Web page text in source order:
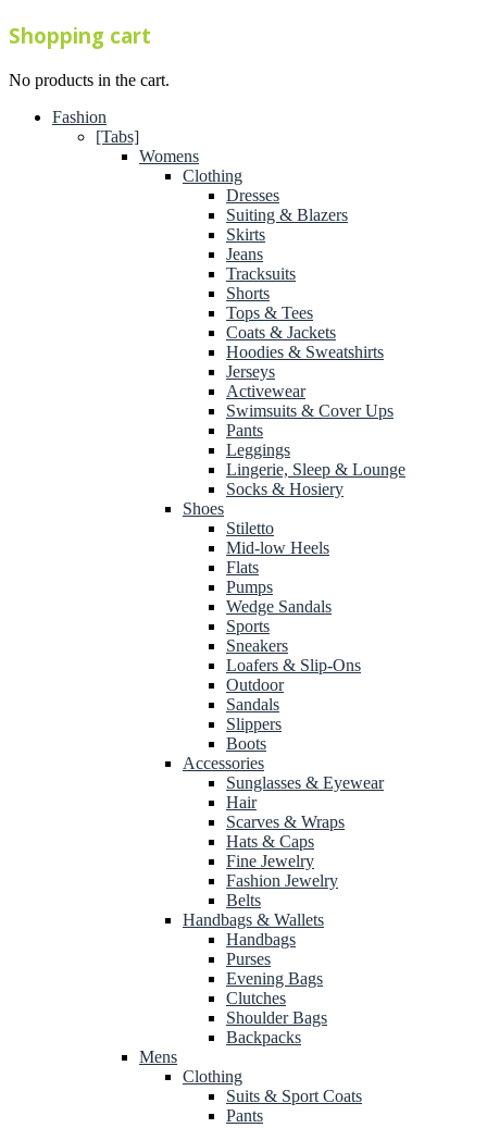
Shopping cart
No products in the cart.
Fashion
[Tabs]
Womens
Clothing
Dresses
Suiting & Blazers
Skirts
Jeans
Tracksuits
Shorts
Tops & Tees
Coats & Jackets
Hoodies & Sweatshirts
Jerseys
Activewear
Swimsuits & Cover Ups
Pants
Leggings
Lingerie, Sleep & Lounge
Socks & Hosiery
Shoes
Stiletto
Mid-low Heels
Flats
Pumps
Wedge Sandals
Sports
Sneakers
Loafers & Slip-Ons
Outdoor
Sandals
Slippers
Boots
Accessories
Sunglasses & Eyewear
Hair
Scarves & Wraps
Hats & Caps
Fine Jewelry
Fashion Jewelry
Belts
Handbags & Wallets
Handbags
Purses
Evening Bags
Clutches
Shoulder Bags
Backpacks
Mens
Clothing
Suits & Sport Coats
Pants